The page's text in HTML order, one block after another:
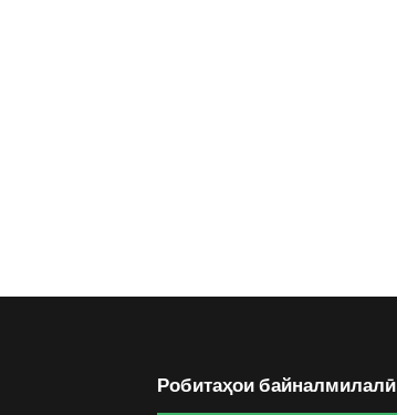
Робитаҳои байналмилалӣ